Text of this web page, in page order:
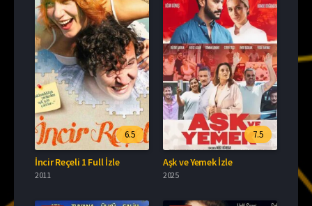
6.5
İncir Reçeli 1 Full İzle
2011
7.5
Aşk ve Yemek İzle
2025